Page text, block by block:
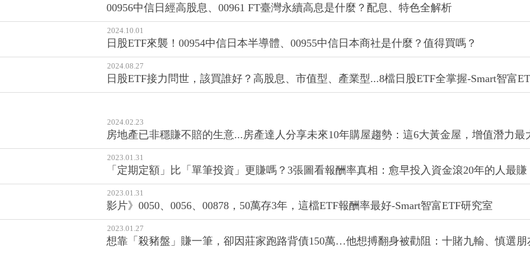
00956中信日經高股息、00961 FT臺灣永續高息是什麼？配息、特色全解析
2024.10.01
日股ETF來襲！00954中信日本半導體、00955中信日本商社是什麼？值得買嗎？
2024.08.27
日股ETF接力問世，該買誰好？高股息、市值型、產業型...8檔日股ETF全掌握-Smart智富
2024.02.23
房地產已非穩賺不賠的生意...房產達人分享未來10年購屋趨勢：這6大黃金屋，增值潛力最
2023.01.31
「定期定額」比「單筆投資」更賺嗎？3張圖看報酬率真相：愈早投入資金滾20年的人最賺
2023.01.31
影片》0050、0056、00878，50萬存3年，這檔ETF報酬率最好-Smart智富ETF研究室
2023.01.27
想靠「殺豬盤」賺一筆，卻因莊家跑路背債150萬…他想搏翻身被勸阻：十賭九輸、慎選朋